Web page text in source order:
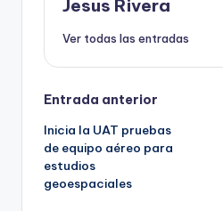
Jesus Rivera
Ver todas las entradas
Navegación
de
entradas
Entrada anterior
Inicia la UAT pruebas
de equipo aéreo para
estudios
geoespaciales